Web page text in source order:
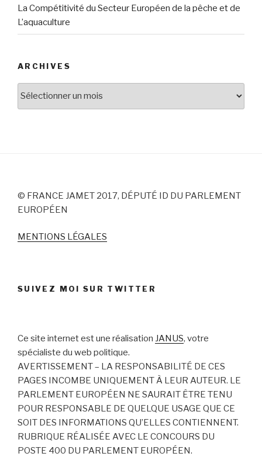
La Compétitivité du Secteur Européen de la pêche et de
L’aquaculture
ARCHIVES
© FRANCE JAMET 2017, DÉPUTÉ ID DU PARLEMENT
EUROPÉEN
MENTIONS LÉGALES
SUIVEZ MOI SUR TWITTER
Ce site internet est une réalisation JANUS, votre
spécialiste du web politique.
AVERTISSEMENT – LA RESPONSABILITÉ DE CES
PAGES INCOMBE UNIQUEMENT À LEUR AUTEUR. LE
PARLEMENT EUROPÉEN NE SAURAIT ÊTRE TENU
POUR RESPONSABLE DE QUELQUE USAGE QUE CE
SOIT DES INFORMATIONS QU’ELLES CONTIENNENT.
RUBRIQUE RÉALISÉE AVEC LE CONCOURS DU
POSTE 400 DU PARLEMENT EUROPÉEN.